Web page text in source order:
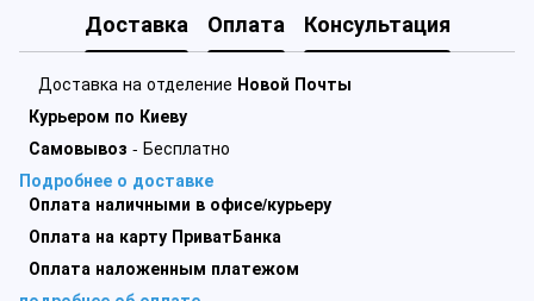
Доставка Оплата Консультация
Доставка на отделение Новой Почты
Курьером по Киеву
Самовывоз - Бесплатно
Подробнее о доставке
Оплата наличными в офисе/курьеру
Оплата на карту ПриватБанка
Оплата наложенным платежом